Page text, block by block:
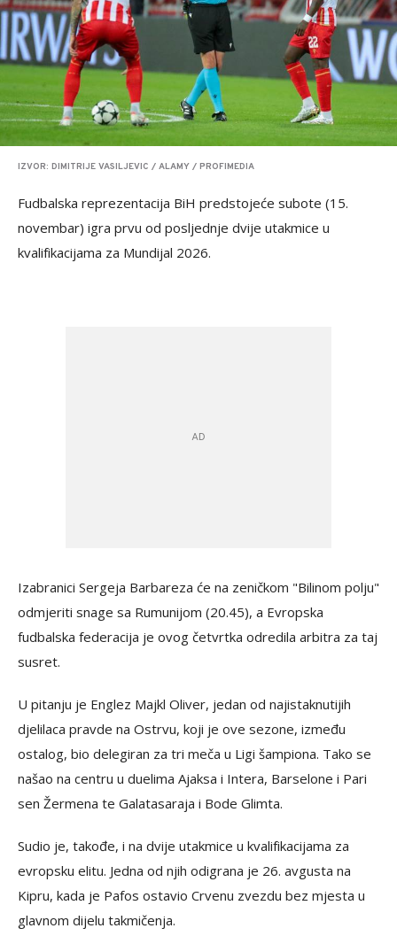
IZVOR: DIMITRIJE VASILJEVIC / ALAMY / PROFIMEDIA
Fudbalska reprezentacija BiH predstojeće subote (15.
novembar) igra prvu od posljednje dvije utakmice u
kvalifikacijama za Mundijal 2026.
Izabranici Sergeja Barbareza će na zeničkom "Bilinom polju"
odmjeriti snage sa Rumunijom (20.45), a Evropska
fudbalska federacija je ovog četvrtka odredila arbitra za taj
susret.
U pitanju je Englez Majkl Oliver, jedan od najistaknutijih
djelilaca pravde na Ostrvu, koji je ove sezone, između
ostalog, bio delegiran za tri meča u Ligi šampiona. Tako se
našao na centru u duelima Ajaksa i Intera, Barselone i Pari
sen Žermena te Galatasaraja i Bode Glimta.
Sudio je, takođe, i na dvije utakmice u kvalifikacijama za
evropsku elitu. Jedna od njih odigrana je 26. avgusta na
Kipru, kada je Pafos ostavio Crvenu zvezdu bez mjesta u
glavnom dijelu takmičenja.